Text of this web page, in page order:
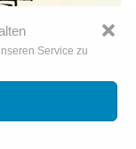
Service zu